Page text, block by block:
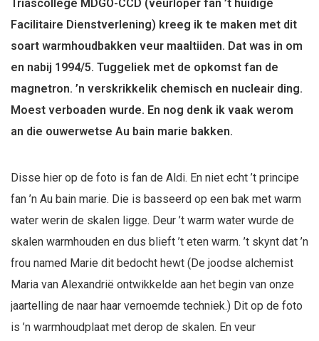
Triascollege MDGO-CCD (veurloper fan ’t huidige
Facilitaire Dienstverlening) kreeg ik te maken met dit
soart warmhoudbakken veur maaltiiden. Dat was in om
en nabij 1994/5. Tuggeliek met de opkomst fan de
magnetron. ’n verskrikkelik chemisch en nucleair ding.
Moest verboaden wurde. En nog denk ik vaak werom
an die ouwerwetse Au bain marie bakken.
Disse hier op de foto is fan de Aldi. En niet echt ’t principe
fan ’n Au bain marie. Die is basseerd op een bak met warm
water werin de skalen ligge. Deur ’t warm water wurde de
skalen warmhouden en dus blieft ’t eten warm. ’t skynt dat ’n
frou named Marie dit bedocht hewt (De joodse alchemist
Maria van Alexandrië ontwikkelde aan het begin van onze
jaartelling de naar haar vernoemde techniek.) Dit op de foto
is ’n warmhoudplaat met derop de skalen. En veur